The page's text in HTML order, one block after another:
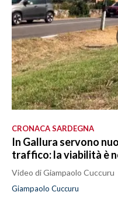
CRONACA SARDEGNA
In Gallura servono
traffico: la viabilità è
Video di Giampaolo Cuccuru
Giampaolo Cuccuru